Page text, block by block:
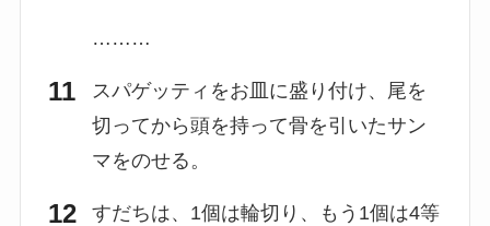
………
スパゲッティをお皿に盛り付け、尾を
切ってから頭を持って骨を引いたサン
マをのせる。
すだちは、1個は輪切り、もう1個は4等